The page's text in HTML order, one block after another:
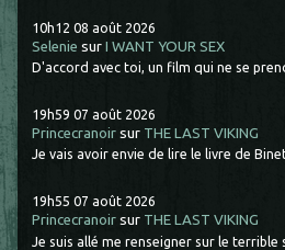
10h12 08 août 2026
Selenie surI WANT YOUR SEX
D'accord avec toi, un film qui ne se
19h59 07 août 2026
Princecranoir sur THE LAST VIKING
Je vais avoir envie de lire le livre de
19h55 07 août 2026
Princecranoir sur THE LAST VIKING
Je suis allé me renseigner sur le terrible